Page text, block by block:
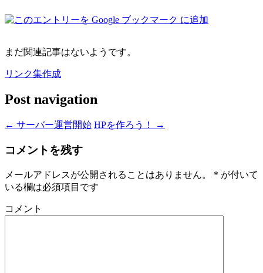
まだ関連記事はないようです。
リンク集作成
Post navigation
← サーバー運営開始 HPを作ろう！ →
コメントを残す
メールアドレスが公開されることはありません。 * が付いて
いる欄は必須項目です
コメント